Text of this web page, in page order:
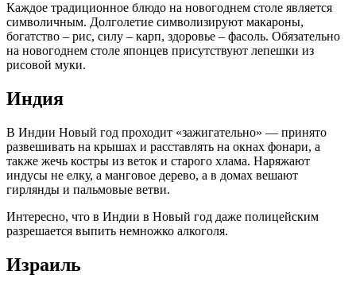
Каждое традиционное блюдо на новогоднем столе является
символичным. Долголетие символизируют макароны,
богатство – рис, силу – карп, здоровье – фасоль. Обязательно
на новогоднем столе японцев присутствуют лепешки из
рисовой муки.
Индия
В Индии Новый год проходит «зажигательно» — принято
развешивать на крышах и расставлять на окнах фонари, а
также жечь костры из веток и старого хлама. Наряжают
индусы не елку, а манговое дерево, а в домах вешают
гирлянды и пальмовые ветви.
Интересно, что в Индии в Новый год даже полицейским
разрешается выпить немножко алкоголя.
Израиль